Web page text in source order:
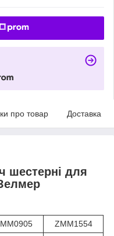
про товар Доставка
шестерні для
ZMM1554